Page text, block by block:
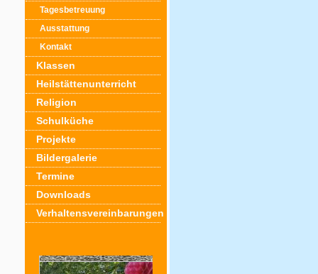
Tagesbetreuung
Ausstattung
Kontakt
Klassen
Heilstättenunterricht
Religion
Schulküche
Projekte
Bildergalerie
Termine
Downloads
Verhaltensvereinbarungen